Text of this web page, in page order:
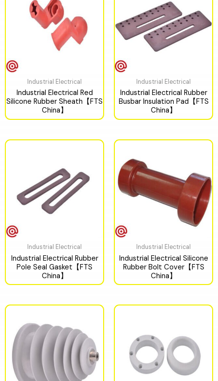
Industrial Electrical
Industrial Electrical Red
Silicone Rubber Sheath【FTS
China】
Industrial Electrical
Industrial Electrical Rubber
Busbar Insulation Pad【FTS
China】
Industrial Electrical
Industrial Electrical Rubber
Pole Seal Gasket【FTS
China】
Industrial Electrical
Industrial Electrical Silicone
Rubber Bolt Cover【FTS
China】